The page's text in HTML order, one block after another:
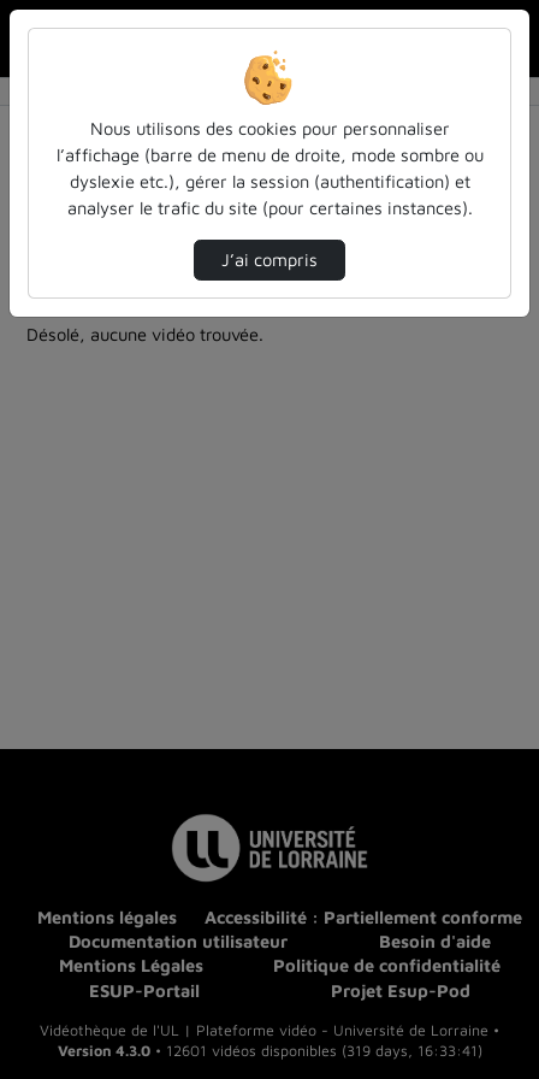
Résultats de la recherche
Filtres actifs (cliquer pour en retirer) :
sdun-videos-en-ligne
sdun-videos-en-ligne
sdun-videos-en-ligne
recherche-scientifique
0 vidéo trouvée
Désolé, aucune vidéo trouvée.
Mentions légales
Accessibilité : Partiellement conforme
Documentation utilisateur
Besoin d'aide
Mentions Légales
Politique de confidentialité
ESUP-Portail
Projet Esup-Pod
Vidéothèque de l'UL | Plateforme vidéo - Université de Lorraine •
Version 4.3.0• 12601 vidéos disponibles (319 days, 16:33:41)
Nous utilisons des cookies pour personnaliser
l’affichage (barre de menu de droite, mode sombre ou
dyslexie etc.), gérer la session (authentification) et
analyser le trafic du site (pour certaines instances).
J’ai compris